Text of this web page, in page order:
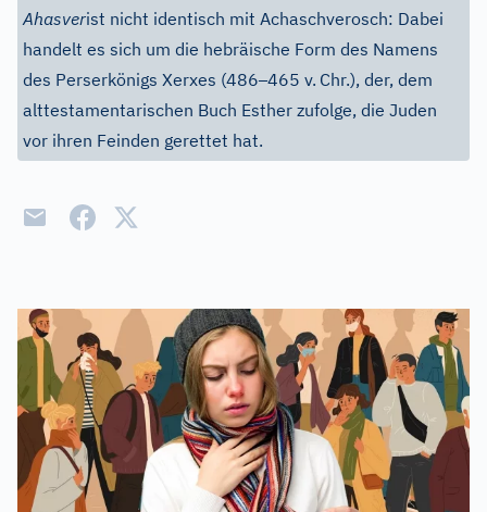
Ahasverist nicht identisch mit Achaschverosch: Dabei
handelt es sich um die hebräische Form des Namens
des Perserkönigs Xerxes (486–465 v. Chr.), der, dem
alttestamentarischen Buch Esther zufolge, die Juden
vor ihren Feinden gerettet hat.